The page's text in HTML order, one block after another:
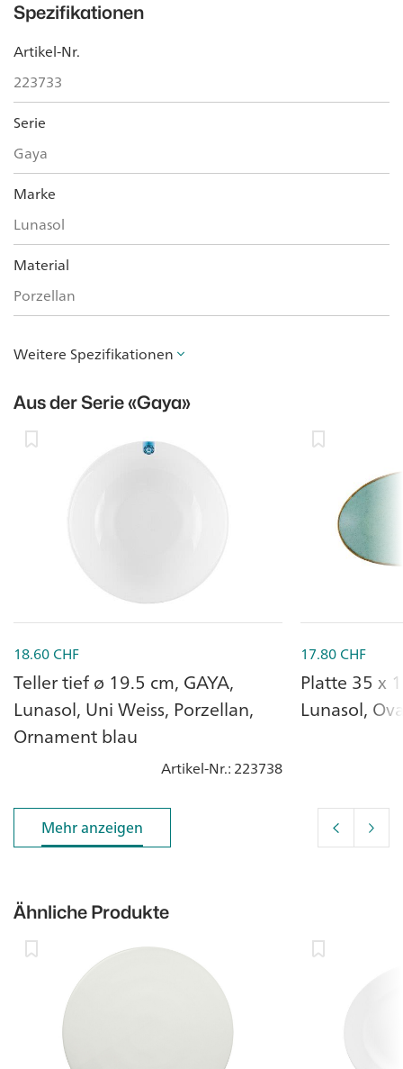
Spezifikationen
Artikel-Nr.
223733
Serie
Gaya
Marke
Lunasol
Material
Porzellan
Weitere Spezifikationen
Aus der Serie«Gaya»
18.60CHF
Teller tief ø 19.5 cm, GAYA,
Lunasol, Uni Weiss, Porzellan,
Ornament blau
Artikel-Nr.: 223738
17.80CHF
Platte 35 x
Lunasol,
Mehr anzeigen
Mehr anzeigen
Ähnliche Produkte